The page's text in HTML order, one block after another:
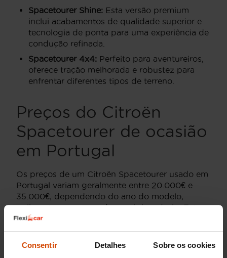
Consentir Detalhes Sobre os cookies
Spacetourer Shine: Esta versão premium
inclui acabamentos de qualidade superior e
tecnologia de ponta para uma experiência de
condução refinada.
Spacetourer 4x4: Perfeito para aventureiros,
oferece tração melhorada e robustez para
enfrentar diferentes tipos de terreno.
Preços do Citroën
Spacetourer de ocasião
em Portugal
Os preços de um Citroën Spacetourer usado em
Portugal variam geralmente entre 20.000€ e
35.000€, dependendo do ano do modelo,
quilometragem e estado geral do veículo. Este
modelo é apreciado por oferecer um equilíbrio
excecional entre desempenho, estilo e economia,
tornando-se uma escolha popular entre famílias